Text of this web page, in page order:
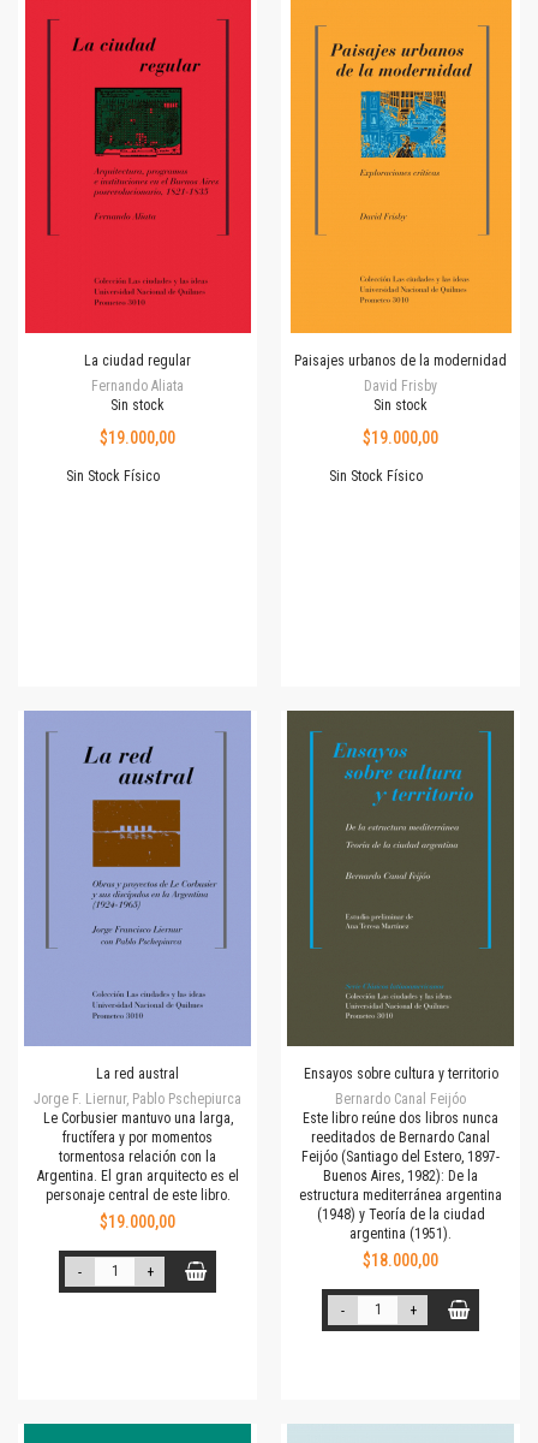
La ciudad regular
Fernando Aliata
Sin stock
$19.000,00
Sin Stock Físico
Paisajes urbanos de la modernidad
David Frisby
Sin stock
$19.000,00
Sin Stock Físico
La red austral
Jorge F. Liernur, Pablo Pschepiurca
Le Corbusier mantuvo una larga,
fructífera y por momentos
tormentosa relación con la
Argentina. El gran arquitecto es el
personaje central de este libro.
$19.000,00
- +
Ensayos sobre cultura y territorio
Bernardo Canal Feijóo
Este libro reúne dos libros nunca
reeditados de Bernardo Canal
Feijóo (Santiago del Estero, 1897-
Buenos Aires, 1982): De la
estructura mediterránea argentina
(1948) y Teoría de la ciudad
argentina (1951).
$18.000,00
- +